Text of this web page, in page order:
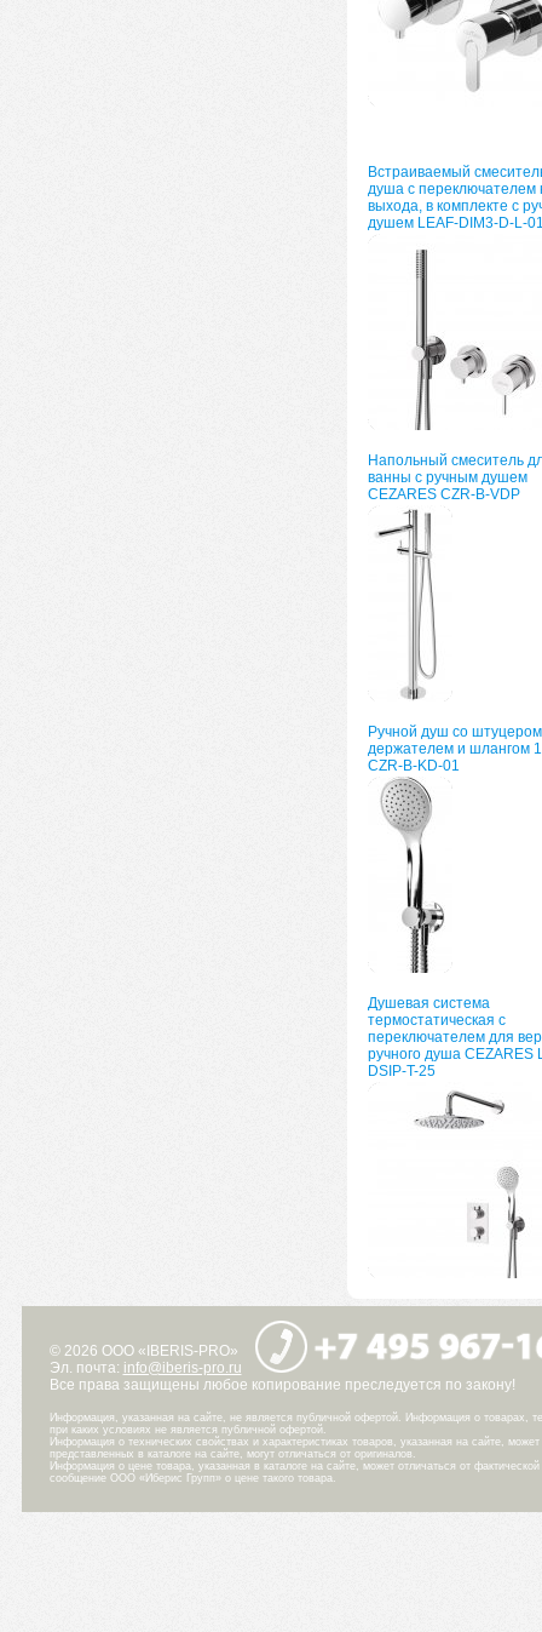
Встраиваемый
душа с переключателем
выхода, в комплекте с
душем LEAF-DIM3-D-L-
Напольный смеситель
ванны с ручным душем
CEZARES CZR-B-VDP
Ручной душ со
держателем и шлангом
CZR-B-KD-01
Душевая система
термостатическая с
переключателем для
ручного душа CEZARES
DSIP-T-25
© 2026 ООО «IBERIS-PRO»
Эл. почта: info@iberis-pro.ru
Все права защищены любое копирование преследуется по закону!
Информация, указанная на сайте, не является публичной офертой. Информация о товарах,
при каких условиях не является публичной офертой.
Информация о технических свойствах и характеристиках товаров, указанная на сайте,
представленных в каталоге на сайте, могут отличаться от оригиналов.
Информация о цене товара, указанная в каталоге на сайте, может отличаться от
сообщение ООО «Иберис Групп» о цене такого товара.